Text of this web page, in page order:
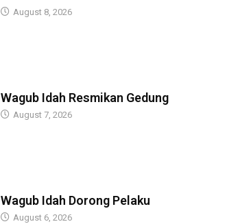
August 8, 2026
Wagub Idah Resmikan Gedung
August 7, 2026
Wagub Idah Dorong Pelaku
August 6, 2026